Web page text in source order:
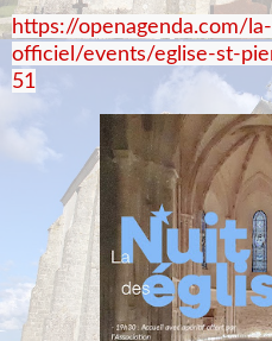
https://openagenda.com/
officiel/events/eglise-st-
51